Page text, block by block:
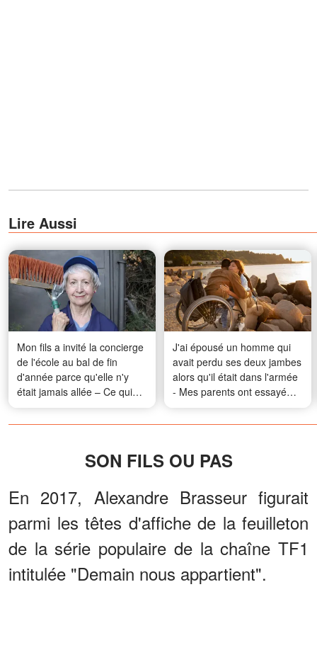
Lire Aussi
Mon fils a invité la concierge
de l'école au bal de fin
d'année parce qu'elle n'y
était jamais allée – Ce qui
s'est passé pendant leur
danse a laissé tout le monde
J'ai épousé un homme qui
avait perdu ses deux jambes
alors qu'il était dans l'armée
- Mes parents ont essayé
d'empêcher le mariage,
jusqu'à ce qu'un invité entre
SON FILS OU PAS
En 2017, Alexandre Brasseur figurait
parmi les têtes d'affiche de la feuilleton
de la série populaire de la chaîne TF1
intitulée "Demain nous appartient".